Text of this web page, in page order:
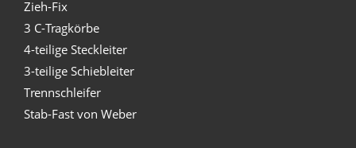
Zieh-Fix
3 C-Tragkörbe
4-teilige Steckleiter
3-teilige Schiebleiter
Trennschleifer
Stab-Fast von Weber